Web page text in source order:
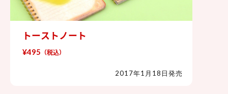
トーストノート
トーストノート
¥495 （税込）
2017年1月18日発売